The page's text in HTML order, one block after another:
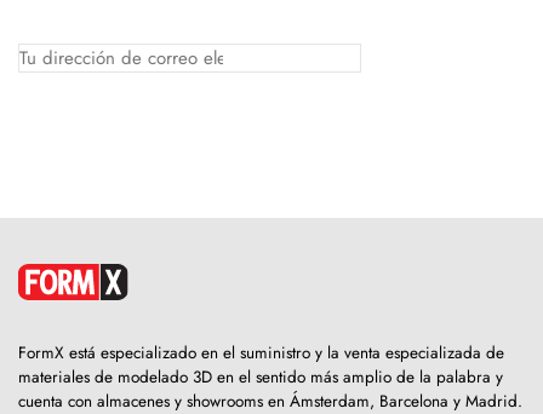
FormX está especializado en el suministro y la venta especializada de
materiales de modelado 3D en el sentido más amplio de la palabra y
cuenta con almacenes y showrooms en Ámsterdam, Barcelona y Madrid.